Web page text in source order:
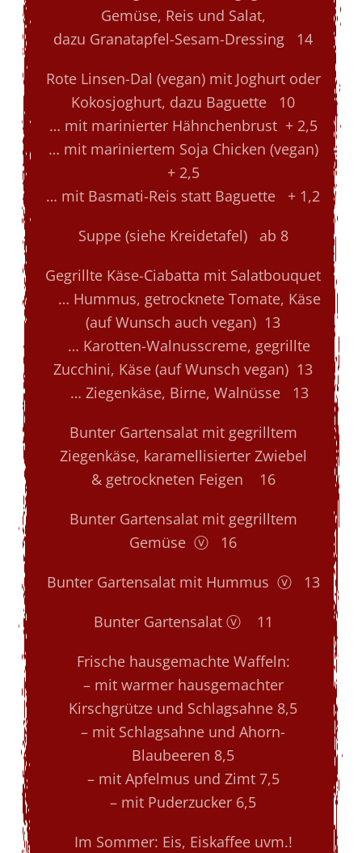
Gemüse, Reis und Salat,
dazu Granatapfel-Sesam-Dressing 14
Rote Linsen-Dal (vegan) mit Joghurt oder
Kokosjoghurt, dazu Baguette 10
… mit marinierter Hähnchenbrust + 2,5
… mit mariniertem Soja Chicken (vegan)
+ 2,5
… mit Basmati-Reis statt Baguette + 1,2
Suppe (siehe Kreidetafel) ab 8
Gegrillte Käse-Ciabatta mit Salatbouquet
… Hummus, getrocknete Tomate, Käse
(auf Wunsch auch vegan) 13
… Karotten-Walnusscreme, gegrillte
Zucchini, Käse (auf Wunsch vegan) 13
… Ziegenkäse, Birne, Walnüsse 13
Bunter Gartensalat mit gegrilltem
Ziegenkäse, karamellisierter Zwiebel
& getrockneten Feigen 16
Bunter Gartensalat mit gegrilltem
Gemüse ⓥ 16
Bunter Gartensalat mit Hummus ⓥ 13
Bunter Gartensalat ⓥ 11
Frische hausgemachte Waffeln:
– mit warmer hausgemachter
Kirschgrütze und Schlagsahne 8,5
– mit Schlagsahne und Ahorn-
Blaubeeren 8,5
– mit Apfelmus und Zimt 7,5
– mit Puderzucker 6,5
Im Sommer: Eis, Eiskaffee uvm.!